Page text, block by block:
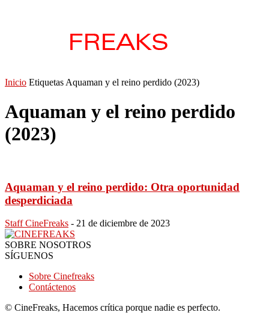
Inicio Etiquetas Aquaman y el reino perdido (2023)
Aquaman y el reino perdido
(2023)
Aquaman y el reino perdido: Otra oportunidad
desperdiciada
Staff CineFreaks - 21 de diciembre de 2023
SOBRE NOSOTROS
SÍGUENOS
Sobre Cinefreaks
Contáctenos
© CineFreaks, Hacemos crítica porque nadie es perfecto.